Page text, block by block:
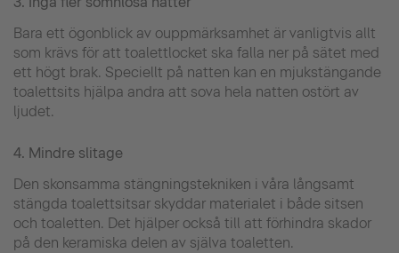
Bara ett ögonblick av ouppmärksamhet är vanligtvis allt
som krävs för att toalettlocket ska falla ner på sätet med
ett högt brak. Speciellt på natten kan en mjukstängande
toalettsits hjälpa andra att sova hela natten ostört av
ljudet.
4. Mindre slitage
Den skonsamma stängningstekniken i våra långsamt
stängda toalettsitsar skyddar materialet i både sitsen
och toaletten. Det hjälper också till att förhindra skador
på den keramiska delen av själva toaletten.